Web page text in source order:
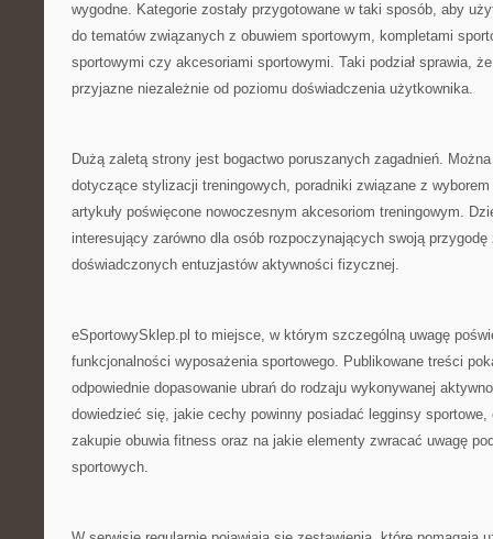
wygodne. Kategorie zostały przygotowane w taki sposób, aby
do tematów związanych z obuwiem sportowym, kompletami
sportowymi czy akcesoriami sportowymi. Taki podział sprawia,
przyjazne niezależnie od poziomu doświadczenia użytkownika.
Dużą zaletą strony jest bogactwo poruszanych zagadnień.
dotyczące stylizacji treningowych, poradniki związane z
artykuły poświęcone nowoczesnym akcesoriom treningowym.
interesujący zarówno dla osób rozpoczynających swoją
doświadczonych entuzjastów aktywności fizycznej.
eSportowySklep.pl to miejsce, w którym szczególną uwagę
funkcjonalności wyposażenia sportowego. Publikowane treści
odpowiednie dopasowanie ubrań do rodzaju wykonywanej
dowiedzieć się, jakie cechy powinny posiadać legginsy
zakupie obuwia fitness oraz na jakie elementy zwracać uwagę
sportowych.